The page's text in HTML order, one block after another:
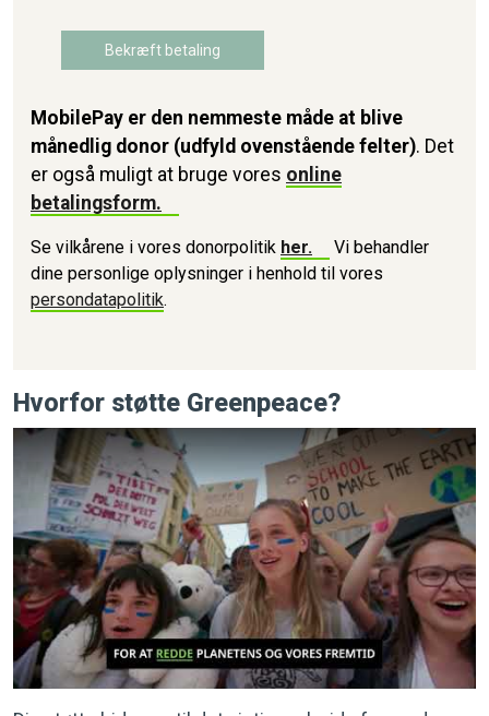
MobilePay er den nemmeste måde at blive
månedlig donor (udfyld ovenstående felter). Det
er også muligt at bruge vores online
betalingsform.
Se vilkårene i vores donorpolitik her.
Vi behandler
dine personlige oplysninger i henhold til vores
persondatapolitik.
Hvorfor støtte Greenpeace?